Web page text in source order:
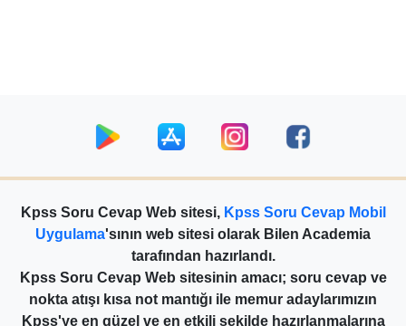
Kpss Soru Cevap Web sitesi, Kpss Soru Cevap Mobil
Uygulama'sının web sitesi olarak Bilen Academia
tarafından hazırlandı.
Kpss Soru Cevap Web sitesinin amacı; soru cevap ve
nokta atışı kısa not mantığı ile memur adaylarımızın
Kpss'ye en güzel ve en etkili şekilde hazırlanmalarına